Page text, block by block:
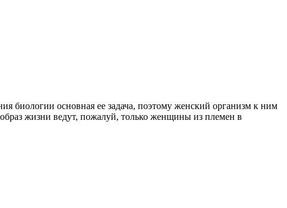
биологии основная ее задача, поэтому женский организм к ним
жизни ведут, пожалуй, только женщины из племен в